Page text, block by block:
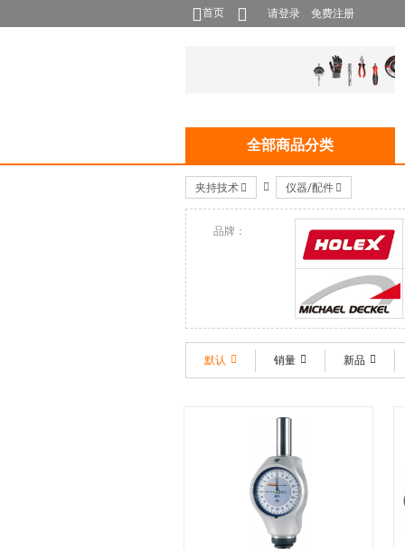
首页 请登录 免费注册
全部商品分类
夹持技术 仪器/配件
品牌：
HOLEX
Michael Deckel
默认
销量 新品